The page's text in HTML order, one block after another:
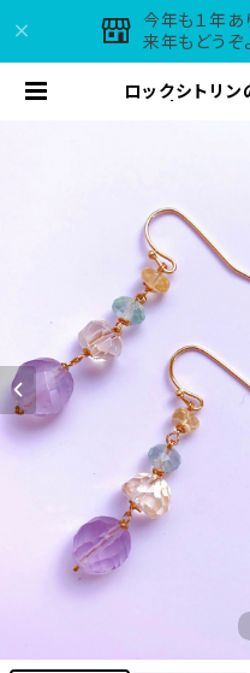
今年も１年あ
来年もどうぞ
ロックシトリン